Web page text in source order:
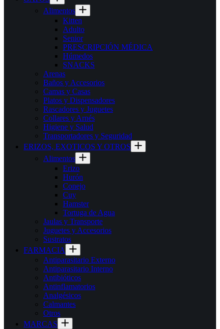
Alimentos
Kitten
Adulto
Senior
PRESCRIPCIÓN MÉDICA
Húmedos
SNACKS
Arenas
Baños y Accesorios
Camas y Casas
Platos y Dispensadores
Rascadores y Juguetes
Collares y Arnés
Higiene y Salud
Transportadores y Seguridad
ERIZOS, EXOTICOS Y OTROS
Alimentos
Erizo
Hurón
Conejo
Cuy
Hamster
Tortuga de Agua
Jaulas y Transporte
Juguetes y Accesorios
Sustratos
FARMACIA
Antiparasitario Externo
Antiparasitario Interno
Antibióticos
Antinflamatorios
Analgésicos
Calmantes
Otros
MARCAS